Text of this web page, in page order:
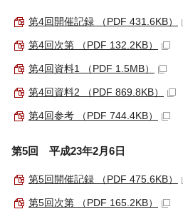
第4回開催記録 （PDF 431.6KB）
第4回次第 （PDF 132.2KB）
第4回資料1 （PDF 1.5MB）
第4回資料2 （PDF 869.8KB）
第4回参考 （PDF 744.4KB）
第5回 平成23年2月6日
第5回開催記録 （PDF 475.6KB）
第5回次第 （PDF 165.2KB）